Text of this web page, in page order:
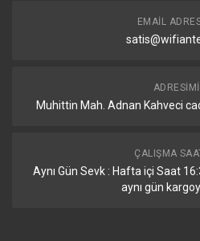
EMAIL
Muhittin Mah. Adnan Kahveci
ÇALIŞMA
Aynı Gün Sevk : Hafta içi Saat
aynı gün